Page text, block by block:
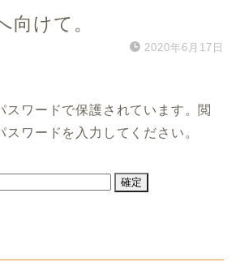
向けて。
2020年6月17日
スワードで保護されています。閲
スワードを入力してください。